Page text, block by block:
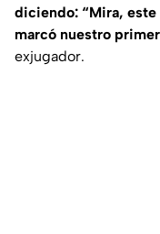
diciendo: “Mira, este
marcó nuestro
exjugador.